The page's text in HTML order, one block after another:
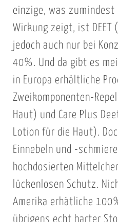
einzige, was zumindest
Wirkung zeigt, ist
jedoch auch nur bei
40%. Und da gibt es
in Europa erhältliche
Zweikomponenten-
Haut) und Care Plus
Lotion für die Haut).
Einnebeln und -
hochdosierten
lückenlosen Schutz.
Amerika erhätliche
übrigens echt harter